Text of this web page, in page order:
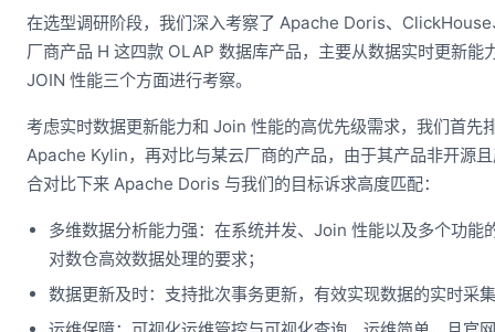
在选型调研阶段，我们深入考察了 Apache Doris、
厂商产品 H 这四款 OLAP 数据库产品，主要从数据实时更新能
JOIN 性能三个方面进行考察。
考虑实时数据更新能力和 Join 性能的高优先级需求，我们首先
Apache Kylin，再对比与某云厂商的产品，由于其产品非开源
合对比下来 Apache Doris 与我们的目标诉求高度匹配：
多维数据分析能力强：在系统并发、Join 性能以及多个功能
对数仓高效数据处理的要求；
数据更新及时：支持批次事务更新，有效实现数据的实时采